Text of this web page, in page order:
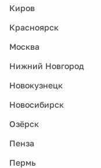
Киров
Красноярск
Москва
Нижний Новгород
Новокузнецк
Новосибирск
Озёрск
Пенза
Пермь